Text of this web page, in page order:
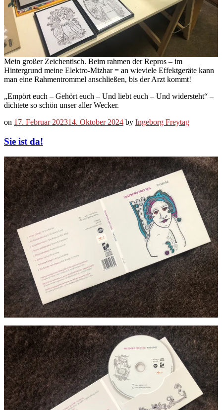
Mein großer Zeichentisch. Beim rahmen der Repros – im
Hintergrund meine Elektro-Mizhar = an wieviele Effektgeräte kann
man eine Rahmentrommel anschließen, bis der Arzt kommt!
„Empört euch – Gehört euch – Und liebt euch – Und widersteht“ –
dichtete so schön unser aller Wecker.
on 17. Februar 202314. Oktober 2024 by Ingeborg Freytag
Sie ist da!